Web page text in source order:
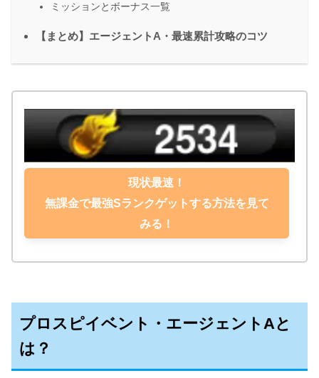
ミッションとボーナス一覧
【まとめ】エージェントA・最速累計攻略のコツ
現状最速！
無課金で最強Sランクゲットする方法を見て
みる！
プロスピイベント・エージェントAと
は？